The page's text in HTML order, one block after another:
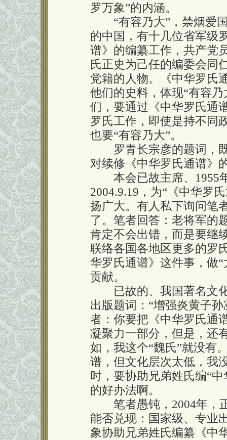
罗万象”的内涵。
“有容乃大”，禁烟爱国
的中国，有十几位省军级
谱》的编纂工作，共产党
氏正史为己任的编委会同
党籍的人物。《中华罗氏
他们的史料，体现“有容
们，要通过《中华罗氏通
罗氏工作，即使是持不同
也要“有容乃大”。
罗青长宗彦的题词，既
对续修《中华罗氏通谱》
本会已故主席、1955
2004.9.19，为“《中华罗
扬广大。有人私下询问笔
了。笔者回答：老将军的
肯定不会出错，而是要继
联络各国各地区更多的罗
华罗氏通谱》这件事，做
贡献。
已故的、我国著名文化
出版题词：“增强炎黄子
者：你要把《中华罗氏通
凝聚力一部分，但是，还
如，我这个“魏氏”就没有
谱，但文化层次太低，我
时，要协助兄弟姓氏编“
的好办法啊。
笔者愚钝，2004年，
能否兑现：国家级、专业
象协助兄弟姓氏编纂《中